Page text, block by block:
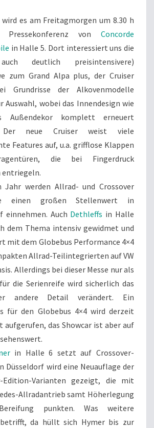
wird es am Freitagmorgen um 8.30 h
von Concorde
in Halle 5. Dort interessiert uns die
deutlich preisintensivere)
zum Grand Alpa plus, der Cruiser
Grundrisse der Alkovenmodelle
Auswahl, wobei das Innendesign wie
Außendekor komplett erneuert
Der neue Cruiser weist viele
Features auf, u.a. grifflose Klappen
die bei Fingerdruck
Jahr werden Allrad- und Crossover
einen großen Stellenwert in
einnehmen. Auch Dethleffs in Halle
dem Thema intensiv gewidmet und
mit dem Globebus Performance 4×4
Allrad-Teilintegrierten auf VW
Allerdings bei dieser Messe nur als
die Serienreife wird sicherlich das
andere Detail verändert. Ein
für den Globebus 4×4 wird derzeit
aufgerufen, das Showcar ist aber auf
in Halle 6 setzt auf Crossover-
Düsseldorf wird eine Neuauflage der
Edition-Varianten gezeigt, die mit
Allradantrieb samt Höherlegung
punkten. Was weitere
betrifft, da hüllt sich Hymer bis zur